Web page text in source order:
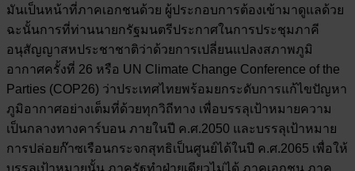
มันเป็นหน้าที่ภาคเอกชนด้วย ผู้ประกอบการต้องเข้ามาดูแลด้วย
ฉะนั้นการที่ท่านนายกรัฐมนตรีประกาศในการประชุมภาคี
อนุสัญญาสหประชาชาติว่าด้วยการเปลี่ยนแปลงสภาพภูมิ
อากาศครั้งที่ 26 หรือ UN Climate Change Conference of the
Parties (COP26) ว่าประเทศไทยพร้อมยกระดับการแก้ไขปัญหา
ภูมิอากาศอย่างเต็มที่ด้วยทุกวิถีทาง เพื่อบรรลุเป้าหมายความ
เป็นกลางทางคาร์บอน ภายในปี ค.ศ.2050 และบรรลุเป้าหมาย
การปล่อยก๊าซเรือนกระจกสุทธิเป็นศูนย์ได้ในปี ค.ศ.2065 เพื่อให้
บรรลุเป้าหมายนั้น ภาครัฐทำฝ่ายเดียวไม่ได้ ภาคเอกชน ภาค